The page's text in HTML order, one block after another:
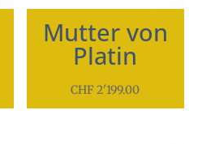
Mutter von
Platin
CHF 2'199.00